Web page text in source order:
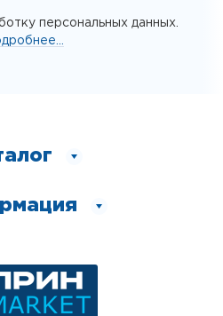
персональных данных.